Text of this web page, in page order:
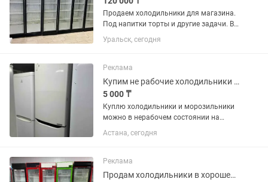
Продаем холодильники для магазина.
Под напитки торты и другие задачи. В
отличном состоянии. В заправке не
нуждаются. Полки полный комплект.
Температура хранения +4...
Уральск, сегодня
Реклама
Купим не рабочие холодильники и морозильники
5 000 ₸
Куплю холодильники и морозильники
можно в нерабочем состоянии на
запчасти
Астана, сегодня
Реклама
Продам холодильники в хорошем состоянии